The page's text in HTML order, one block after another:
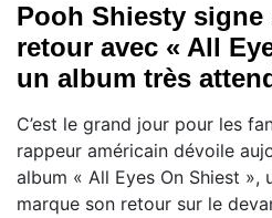
Pooh Shiesty signe
retour avec « All
un album très
C’est le grand jour pour les
rappeur américain dévoile
album « All Eyes On Shiest
marque son retour sur le